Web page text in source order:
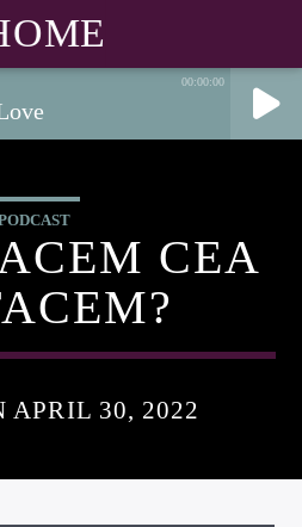
00:00:00
CEA
APRIL 30, 2022